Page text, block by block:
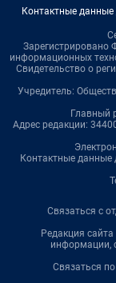
Контактные
Зарегистрировано
информационных
Свидетельство о
Учредитель:
Главный
Адрес редакции:
Контактные данные
Связаться с
Редакция сайта
информации,
Связаться